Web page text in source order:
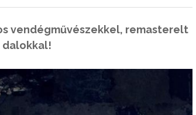
vendégművészekkel, remasterelt
dalokkal!